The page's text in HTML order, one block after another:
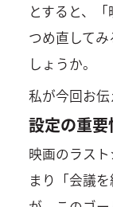
とすると、
つめ直して
しょうか。
私が今回お伝
設定の重要
映画のラス
まり「会議